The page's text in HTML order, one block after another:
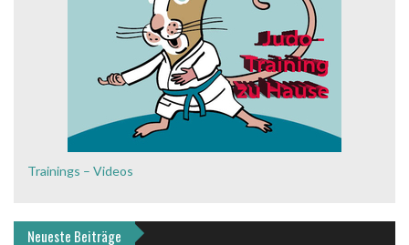
Trainings – Videos
Neueste Beiträge